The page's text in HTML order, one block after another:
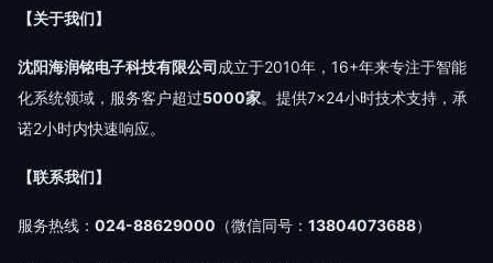
【关于我们】
沈阳海润铭电子科技有限公司成立于2010年，16+年来专注于智能
化系统领域，服务客户超过5000家。提供7×24小时技术支持，承
诺2小时内快速响应。
【联系我们】
服务热线： 024-88629000 （微信同号： 13804073688）